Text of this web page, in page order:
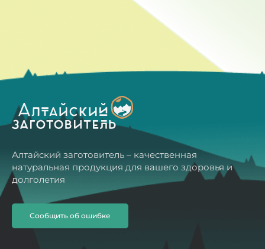
Алтайский заготовитель – качественная
натуральная продукция для вашего здоровья и
долголетия
Сообщить об ошибке